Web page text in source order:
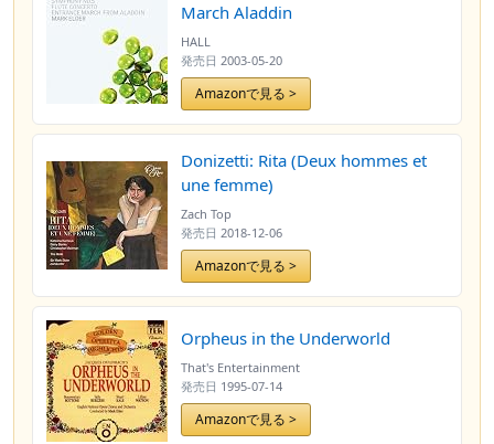
March Aladdin
HALL
発売日 2003-05-20
Amazonで見る >
Donizetti: Rita (Deux hommes et
une femme)
Zach Top
発売日 2018-12-06
Amazonで見る >
Orpheus in the Underworld
That's Entertainment
発売日 1995-07-14
Amazonで見る >